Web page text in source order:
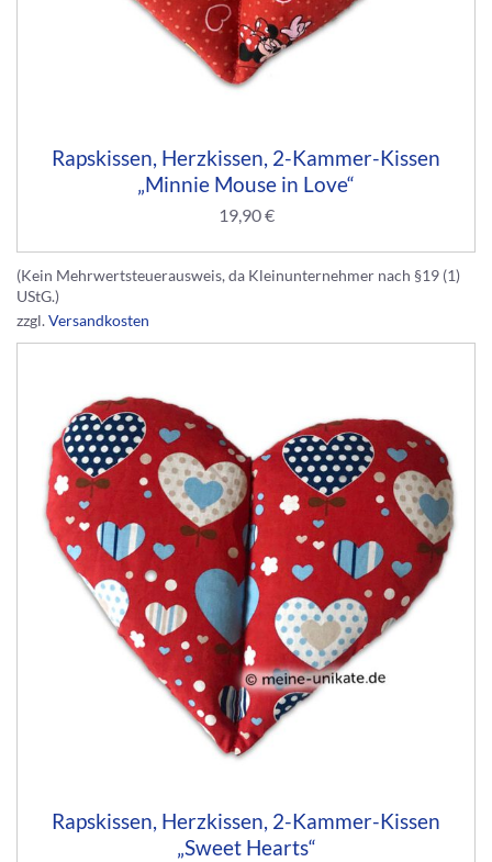
Rapskissen, Herzkissen, 2-Kammer-Kissen
„Minnie Mouse in Love“
19,90€
(Kein Mehrwertsteuerausweis, da Kleinunternehmer nach §19 (1)
UStG.)
zzgl.Versandkosten
Rapskissen, Herzkissen, 2-Kammer-Kissen
„Sweet Hearts“